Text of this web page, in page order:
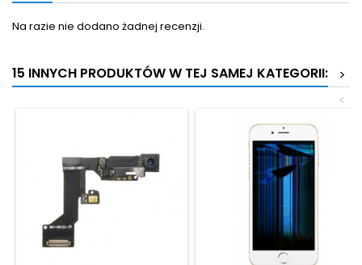
Na razie nie dodano żadnej recenzji.
15 INNYCH PRODUKTÓW W TEJ SAMEJ KATEGORII:
>
<